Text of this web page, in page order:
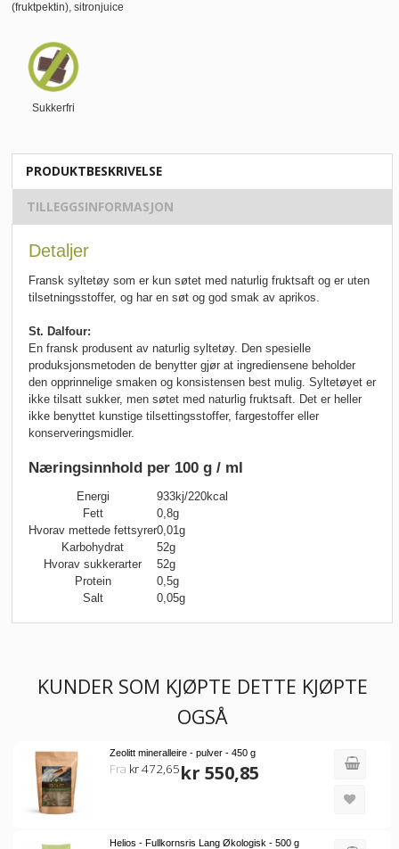
(fruktpektin), sitronjuice
Sukkerfri
PRODUKTBESKRIVELSE
TILLEGGSINFORMASJON
Detaljer
Fransk syltetøy som er kun søtet med naturlig fruktsaft og er uten
tilsetningsstoffer, og har en søt og god smak av aprikos.
St. Dalfour:
En fransk produsent av naturlig syltetøy. Den spesielle
produksjonsmetoden de benytter gjør at ingrediensene beholder
den opprinnelige smaken og konsistensen best mulig. Syltetøyet er
ikke tilsatt sukker, men søtet med naturlig fruktsaft. Det er heller
ikke benyttet kunstige tilsettingsstoffer, fargestoffer eller
konserveringsmidler.
Næringsinnhold per 100 g / ml
Energi
933kj/220kcal
Fett
0,8g
Hvorav mettede fettsyrer0,01g
Karbohydrat
52g
Hvorav sukkerarter
52g
Protein
0,5g
Salt
0,05g
KUNDER SOM KJØPTE DETTE KJØPTE
OGSÅ
Zeolitt mineralleire - pulver - 450 g
kr 550,85
Fra kr 472,65
Helios - Fullkornsris Lang Økologisk - 500 g